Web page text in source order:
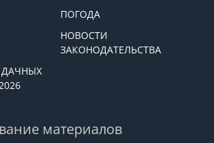
ПОГОДА
НОВОСТИ
ЗАКОНОДАТЕЛЬСТВА
ДАЧНЫХ
материалов